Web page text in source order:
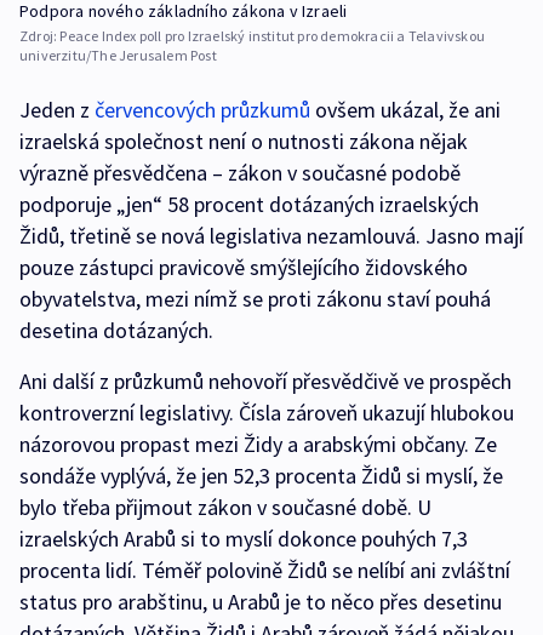
Podpora nového základního zákona v Izraeli
Zdroj: Peace Index poll pro Izraelský institut pro demokracii a Telavivskou
univerzitu/The Jerusalem Post
Jeden z červencových průzkumů ovšem ukázal, že ani
izraelská společnost není o nutnosti zákona nějak
výrazně přesvědčena – zákon v současné podobě
podporuje „jen“ 58 procent dotázaných izraelských
Židů, třetině se nová legislativa nezamlouvá. Jasno mají
pouze zástupci pravicově smýšlejícího židovského
obyvatelstva, mezi nímž se proti zákonu staví pouhá
desetina dotázaných.
Ani další z průzkumů nehovoří přesvědčivě ve prospěch
kontroverzní legislativy. Čísla zároveň ukazují hlubokou
názorovou propast mezi Židy a arabskými občany. Ze
sondáže vyplývá, že jen 52,3 procenta Židů si myslí, že
bylo třeba přijmout zákon v současné době. U
izraelských Arabů si to myslí dokonce pouhých 7,3
procenta lidí. Téměř polovině Židů se nelíbí ani zvláštní
status pro arabštinu, u Arabů je to něco přes desetinu